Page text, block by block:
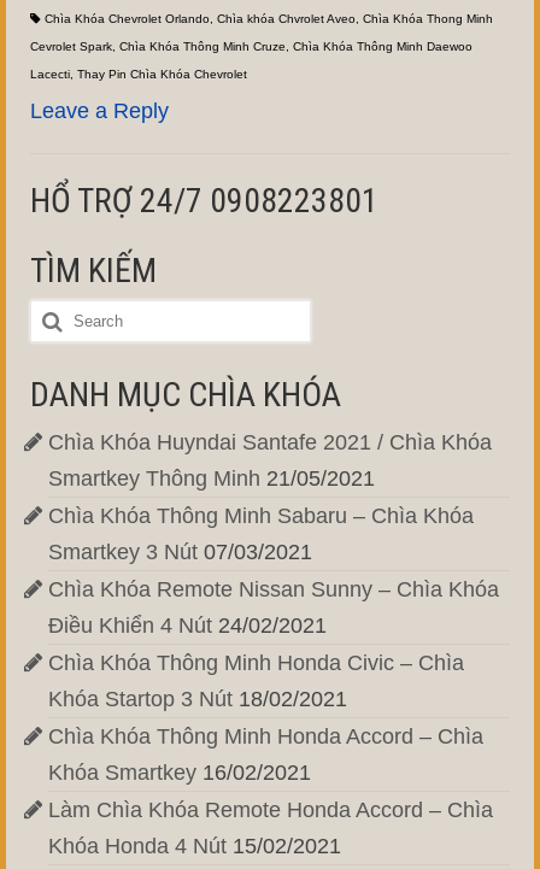
Chìa Khóa Chevrolet Orlando, Chìa khóa Chvrolet Aveo, Chìa Khóa Thong Minh
Cevrolet Spark, Chìa Khóa Thông Minh Cruze, Chìa Khóa Thông Minh Daewoo
Lacecti, Thay Pin Chìa Khóa Chevrolet
Leave a Reply
HỔ TRỢ 24/7 0908223801
TÌM KIẾM
DANH MỤC CHÌA KHÓA
Chìa Khóa Huyndai Santafe 2021 / Chìa Khóa
Smartkey Thông Minh 21/05/2021
Chìa Khóa Thông Minh Sabaru – Chìa Khóa
Smartkey 3 Nút 07/03/2021
Chìa Khóa Remote Nissan Sunny – Chìa Khóa
Điều Khiển 4 Nút 24/02/2021
Chìa Khóa Thông Minh Honda Civic – Chìa
Khóa Startop 3 Nút 18/02/2021
Chìa Khóa Thông Minh Honda Accord – Chìa
Khóa Smartkey 16/02/2021
Làm Chìa Khóa Remote Honda Accord – Chìa
Khóa Honda 4 Nút 15/02/2021